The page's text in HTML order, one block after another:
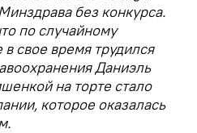
без конкурса.
по случайному
свое время трудился
Даниэль
на торте стало
которое оказалась